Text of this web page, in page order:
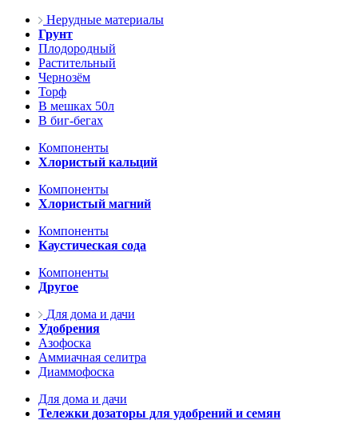
Нерудные материалы
Грунт
Плодородный
Растительный
Чернозём
Торф
В мешках 50л
В биг-бегах
Компоненты
Хлористый кальций
Компоненты
Хлористый магний
Компоненты
Каустическая сода
Компоненты
Другое
Для дома и дачи
Удобрения
Азофоска
Аммиачная селитра
Диаммофоска
Для дома и дачи
Тележки дозаторы для удобрений и семян